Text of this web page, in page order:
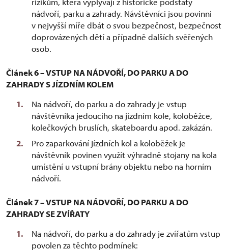
nádvoří, parku a zahrady. Návštěvníci jsou povinni
v nejvyšší míře dbát o svou bezpečnost, bezpečnost
doprovázených dětí a případně dalších svěřených
osob.
Článek 6 – VSTUP NA NÁDVOŘÍ, DO PARKU A DO
ZAHRADY S JÍZDNÍM KOLEM
Na nádvoří, do parku a do zahrady je vstup
návštěvníka jedoucího na jízdním kole, koloběžce,
kolečkových bruslích, skateboardu apod. zakázán.
Pro zaparkování jízdních kol a koloběžek je
návštěvník povinen využít výhradně stojany na kola
umístění u vstupní brány objektu nebo na horním
nádvoří.
Článek 7 – VSTUP NA NÁDVOŘÍ, DO PARKU A DO
ZAHRADY SE ZVÍŘATY
Na nádvoří, do parku a do zahrady je zvířatům vstup
povolen za těchto podmínek: